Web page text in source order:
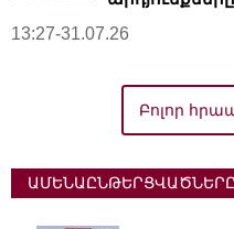
13:27-31.07.26
Բոլոր